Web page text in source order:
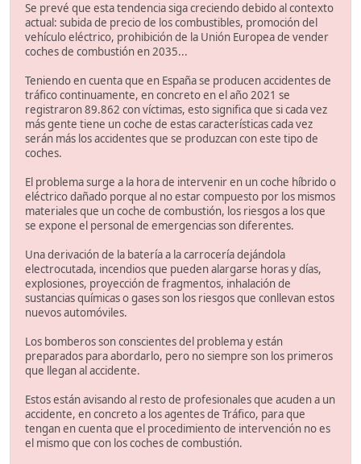
Se prevé que esta tendencia siga creciendo debido al contexto
actual: subida de precio de los combustibles, promoción del
vehículo eléctrico, prohibición de la Unión Europea de vender
coches de combustión en 2035...
Teniendo en cuenta que en España se producen accidentes de
tráfico continuamente, en concreto en el año 2021 se
registraron 89.862 con víctimas, esto significa que si cada vez
más gente tiene un coche de estas características cada vez
serán más los accidentes que se produzcan con este tipo de
coches.
El problema surge a la hora de intervenir en un coche híbrido o
eléctrico dañado porque al no estar compuesto por los mismos
materiales que un coche de combustión, los riesgos a los que
se expone el personal de emergencias son diferentes.
Una derivación de la batería a la carrocería dejándola
electrocutada, incendios que pueden alargarse horas y días,
explosiones, proyección de fragmentos, inhalación de
sustancias químicas o gases son los riesgos que conllevan estos
nuevos automóviles.
Los bomberos son conscientes del problema y están
preparados para abordarlo, pero no siempre son los primeros
que llegan al accidente.
Estos están avisando al resto de profesionales que acuden a un
accidente, en concreto a los agentes de Tráfico, para que
tengan en cuenta que el procedimiento de intervención no es
el mismo que con los coches de combustión.